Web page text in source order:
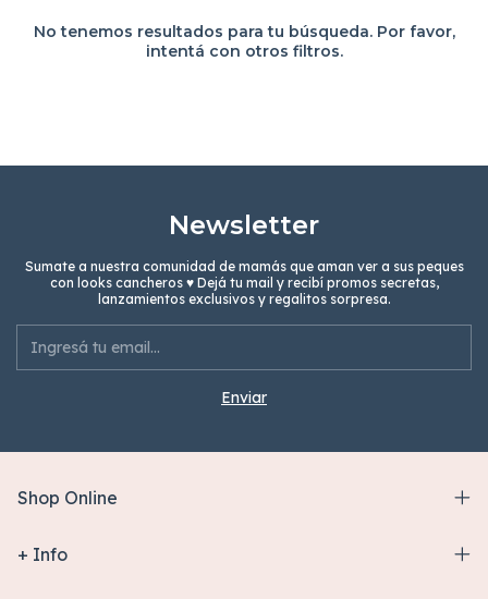
No tenemos resultados para tu búsqueda. Por favor,
intentá con otros filtros.
Newsletter
Sumate a nuestra comunidad de mamás que aman ver a sus peques
con looks cancheros ♥ Dejá tu mail y recibí promos secretas,
lanzamientos exclusivos y regalitos sorpresa.
Shop Online
+ Info